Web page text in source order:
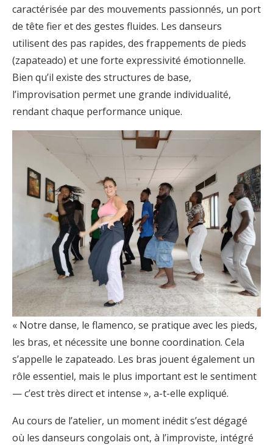
caractérisée par des mouvements passionnés, un port
de tête fier et des gestes fluides. Les danseurs
utilisent des pas rapides, des frappements de pieds
(zapateado) et une forte expressivité émotionnelle.
Bien qu’il existe des structures de base,
l’improvisation permet une grande individualité,
rendant chaque performance unique.
« Notre danse, le flamenco, se pratique avec les pieds,
les bras, et nécessite une bonne coordination. Cela
s’appelle le zapateado. Les bras jouent également un
rôle essentiel, mais le plus important est le sentiment
— c’est très direct et intense », a-t-elle expliqué.
Au cours de l’atelier, un moment inédit s’est dégagé
où les danseurs congolais ont, à l’improviste, intégré